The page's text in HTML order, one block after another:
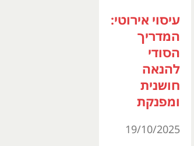
עיסוי אירוטי:
המדריך
הסודי
להנאה
חושנית
ומפנקת
19/10/2025